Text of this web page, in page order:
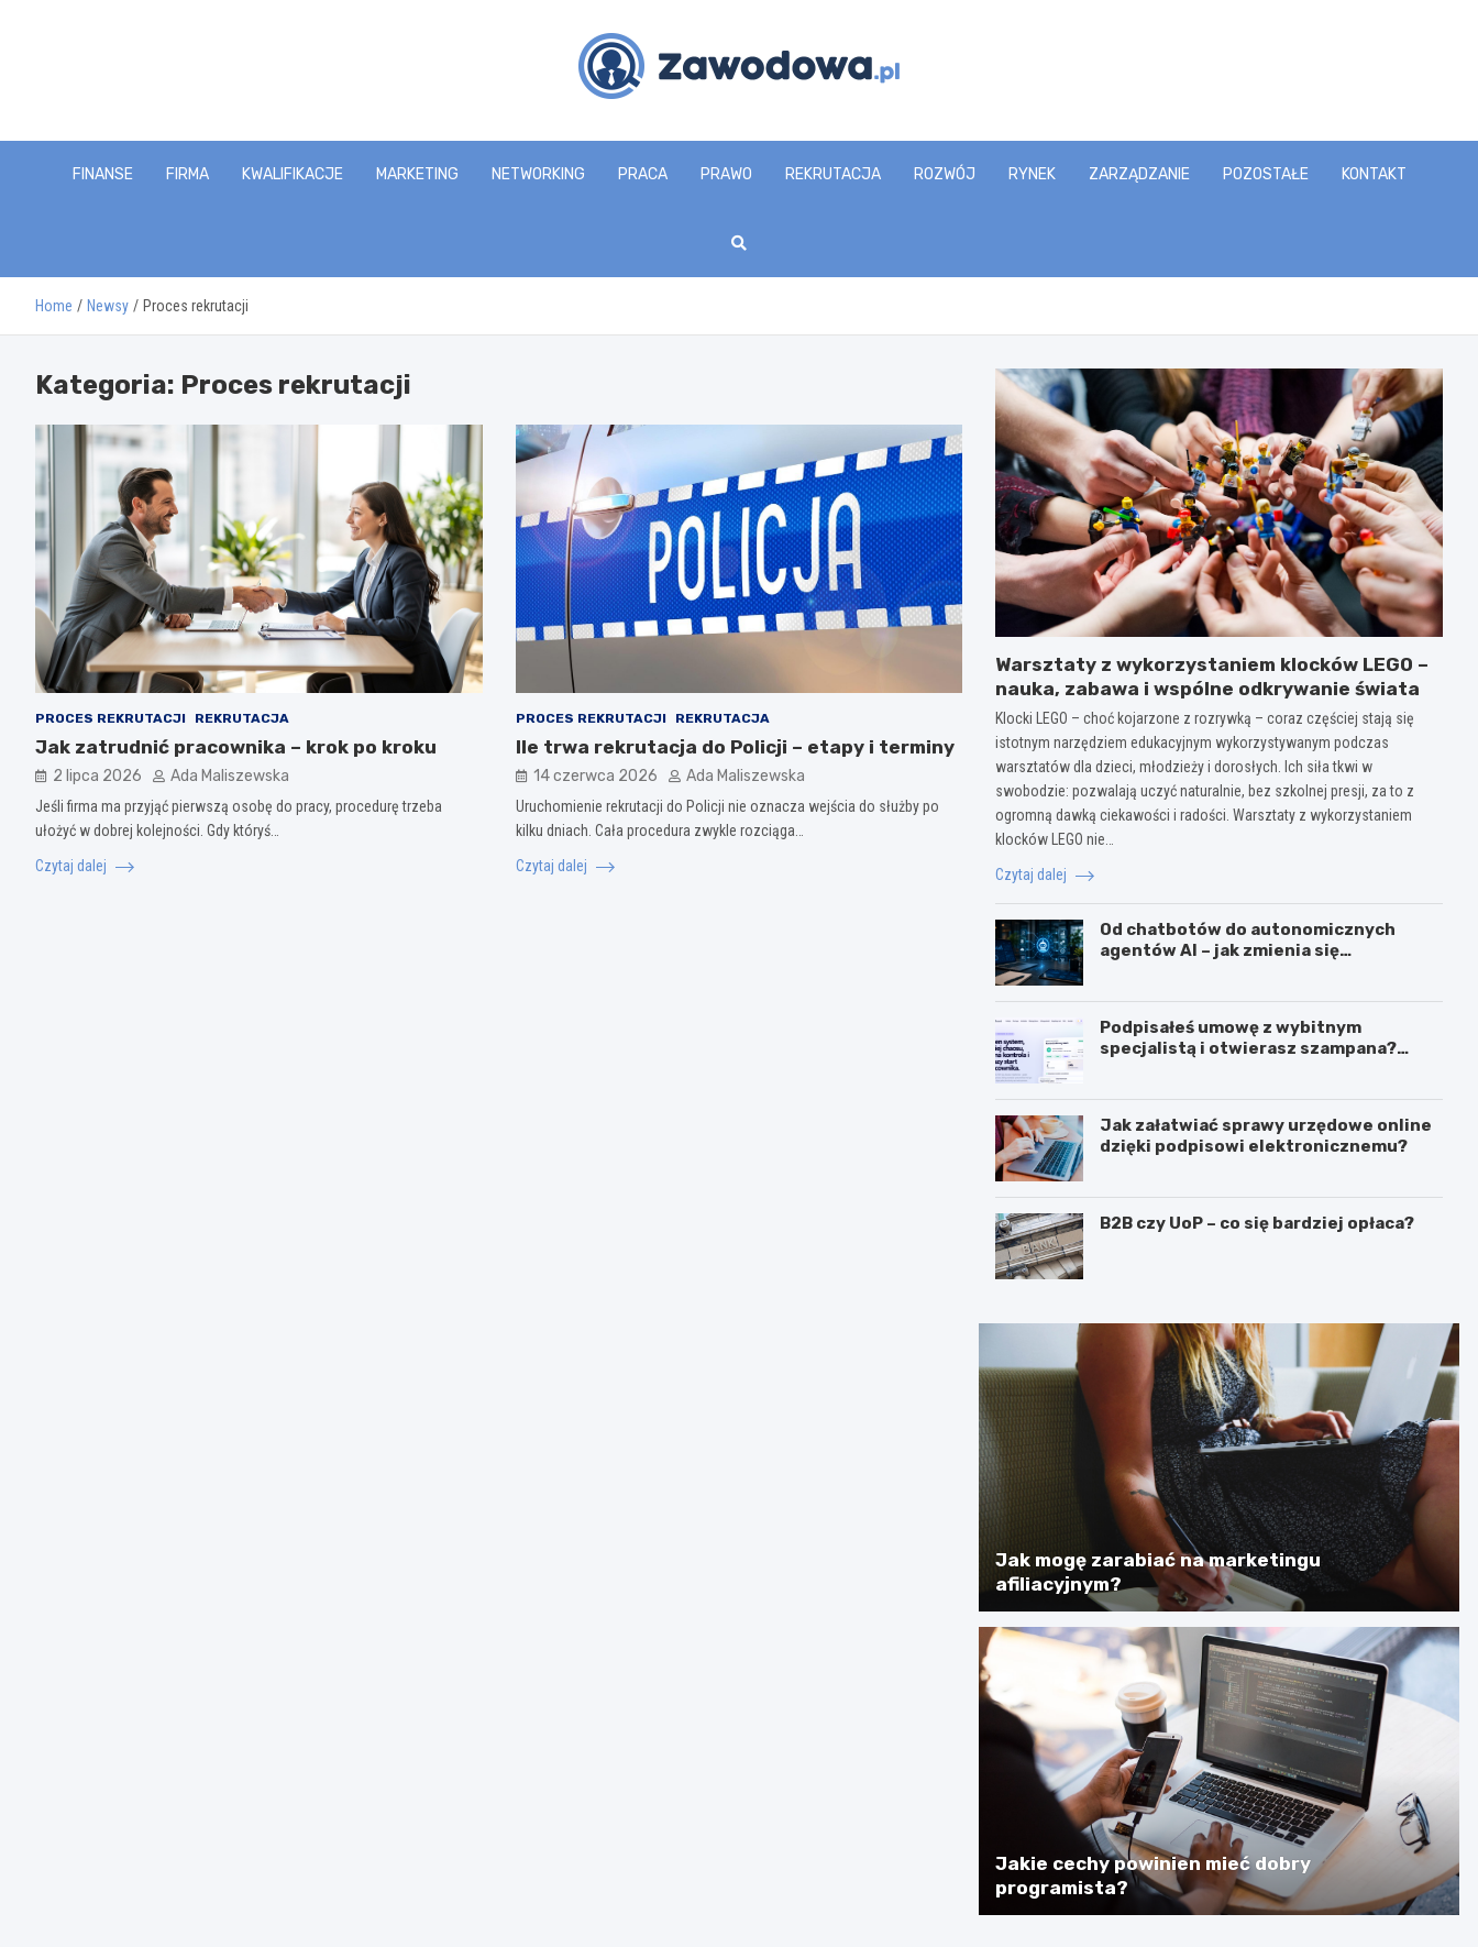
zawodowa.pl
FINANSE FIRMA KWALIFIKACJE MARKETING NETWORKING PRACA PRAWO REKRUTACJA ROZWÓJ RYNEK ZARZĄDZANIE POZOSTAŁE KONTAKT
Home Newsy Proces rekrutacji
Kategoria: Proces rekrutacji
PROCES REKRUTACJI REKRUTACJA
Jak zatrudnić pracownika – krok po kroku
2 lipca 2026 Ada Maliszewska
Jeśli firma ma przyjąć pierwszą osobę do pracy, procedurę trzeba
ułożyć w dobrej kolejności. Gdy któryś…
Czytaj dalej
PROCES REKRUTACJI REKRUTACJA
Ile trwa rekrutacja do Policji – etapy i terminy
14 czerwca 2026 Ada Maliszewska
Uruchomienie rekrutacji do Policji nie oznacza wejścia do służby po
kilku dniach. Cała procedura zwykle rozciąga…
Czytaj dalej
Warsztaty z wykorzystaniem klocków LEGO –
nauka, zabawa i wspólne odkrywanie świata
Klocki LEGO – choć kojarzone z rozrywką – coraz częściej stają się
istotnym narzędziem edukacyjnym wykorzystywanym podczas
warsztatów dla dzieci, młodzieży i dorosłych. Ich siła tkwi w
swobodzie: pozwalają uczyć naturalnie, bez szkolnej presji, za to z
ogromną dawką ciekawości i radości. Warsztaty z wykorzystaniem
klocków LEGO nie…
Czytaj dalej
Od chatbotów do autonomicznych
agentów AI – jak zmienia się
Podpisałeś umowę z wybitnym
specjalistą i otwierasz szampana?
Jak załatwiać sprawy urzędowe online
dzięki podpisowi elektronicznemu?
B2B czy UoP – co się bardziej opłaca?
Jak mogę zarabiać na marketingu
afiliacyjnym?
Jakie cechy powinien mieć dobry
programista?